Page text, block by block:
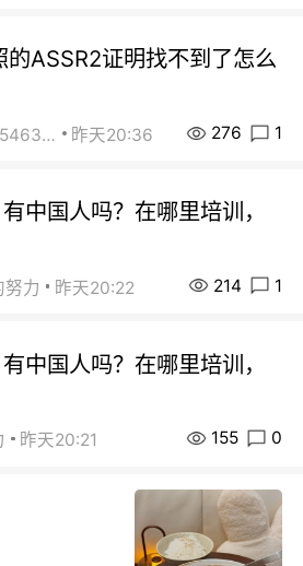
的ASSR2证明找不到了怎么
街友65463281 昨天20:36 276 1
中国人吗？在哪里培训，
努力 昨天20:22 214 1
中国人吗？在哪里培训，
昨天20:21 155 0